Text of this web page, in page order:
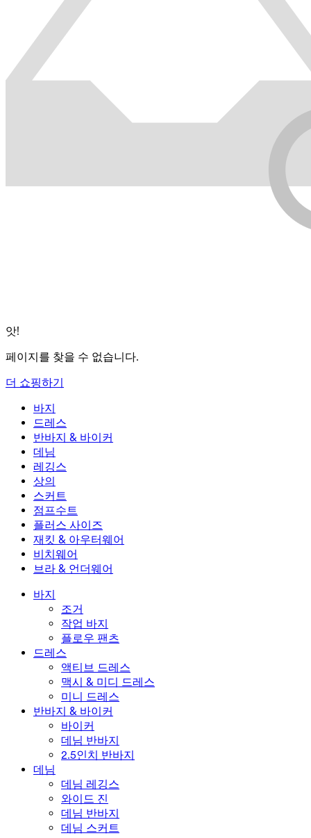
앗!
페이지를 찾을 수 없습니다.
더 쇼핑하기
바지
바지
조거
작업 바지
플로우 팬츠
드레스
드레스
액티브 드레스
맥시 & 미디 드레스
미니 드레스
반바지 & 바이커
반바지 & 바이커
바이커
데님 반바지
2.5인치 반바지
데님
데님
데님 레깅스
와이드 진
데님 반바지
데님 스커트
레깅스
레깅스
데님 레깅스
힙업 레깅스
요가 레깅스
상의
상의
스포츠 브라
티셔츠
스커트
스커트
액티브 스커트
미니 스커트
맥시 & 미디 스커트
점프수트
점프수트
오버롤
롬퍼
플러스 사이즈
플러스 사이즈
플러스 사이즈 하의
플러스 사이즈 상의
플러스 사이즈 드레스
재킷 & 아우터웨어
재킷 & 아우터웨어
재킷 & 아우터웨어
아우터웨어
비치웨어
비치웨어
수영복 상의
수영복 세트
브라 & 언더웨어
브라 & 언더웨어
언더웨어
바지
조거
작업 바지
플로우 팬츠
드레스
액티브 드레스
맥시 & 미디 드레스
미니 드레스
반바지 & 바이커
바이커
데님 반바지
2.5인치 반바지
데님
데님 레깅스
와이드 진
데님 반바지
데님 스커트